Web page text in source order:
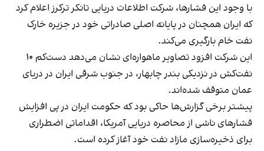
با وجود این فشارها، شرکت اطلاعات دریایی تانکر ترکرز اعلام کرد
که ایران همچنان در پایانه اصلی صادراتی خود در جزیره خارک
نفت خام بارگیری می‌کند.
این شرکت افزود تصاویر ماهواره‌ای نشان می‌دهد دست‌کم ۱۰
نفت‌کش در نزدیکی بندر چابهار، در جنوب شرقی ایران در دریای
عمان متوقف شده‌اند.
پیشتر برخی گزارش‌ها حاکی بود که حکومت ایران در پی افزایش
فشارهای ناشی از محاصره دریایی آمریکا، اقداماتی اضطراری
برای ذخیره‌سازی مازاد نفت خود آغاز کرده است.